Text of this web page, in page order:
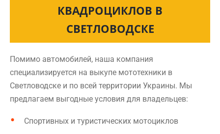
КВАДРОЦИКЛОВ В
СВЕТЛОВОДСКЕ
Помимо автомобилей, наша компания
специализируется на выкупе мототехники в
Светловодске и по всей территории Украины. Мы
предлагаем выгодные условия для владельцев:
Спортивных и туристических мотоциклов